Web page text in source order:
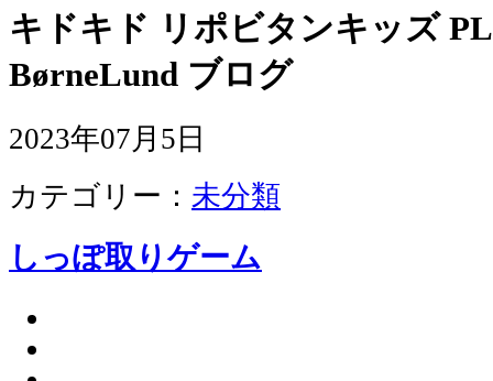
キドキド リポビタンキッズ
BørneLund ブログ
2023年07月5日
カテゴリー： 未分類
しっぽ取りゲーム